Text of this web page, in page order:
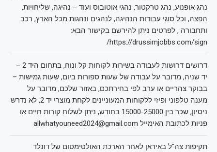
נהג אופנוע, נהג טרקטור, נהגי אוטובוס ועוד – נהיגה, שליחויות,
הפצה, וכל סוגי עבודות הנהיגה, לנהגים ונהגות מכל הארץ, רכב
ותחבורה , לפרטים ניתן להירשם בקישור הבא:
https://drussimjobbs.com/sign/
דרושים דרושות לעבודה בשירות לקוחות קל ונוח, בתחום היד 2 –
יד שניה, מדובר על עבודה של שעות ספורות ביום, שעות גמישות –
בבוקר צהריים או ערב לפי בחירתכם, באזור שלכם, מדובר על
מענה טלפוני ופיזי ללקוחות המעוניינים לקחת מוצרי יד 2, לא נדרש
ניסיון, שכר בין 15000-25000 בחודש, ניתן לשלוח קורות חיים או
פניות לכתובת האימייל allwhatyouneed2024@gmail.com
תקיפות צה"ל באיראן לאחר הארכת האולטימטום של דונלד